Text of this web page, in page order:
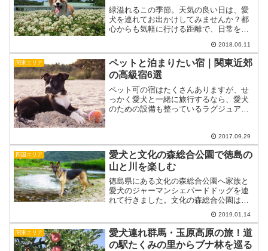
緑溢れるこの季節。天気の良い日は、愛
犬を連れてお出かけしてみませんか？都
心からも気軽に行ける距離で、日常を忘
ておきの場所があります。美味しいイタ
リアンを味わって、海と山に囲まれた自
然の中で楽しそうに遊ぶ愛...
2018.06.11
関東エリア
ペットと泊まりたい宿｜関東近郊
の高級宿6選
ペット可の宿はたくさんありますが、せ
っかく愛犬と一緒に旅行するなら、愛犬
のための設備も整っているラグジュアリ
郊の宿をセレクトしました。ペットと泊
まりたい高級宿1. 箱根...
2017.09.29
四国エリア
愛犬と文化の森総合公園で徳島の
山と川を楽しむ
徳島県にある文化の森総合公園へ家族と
愛犬のジャーマンシェパードドッグを連
れて行きました。文化の森総合公園は自
然が豊かで、山の上にある公園で遊ぶこ
とができるだけではなく、ハイキングや
川遊びを楽しむことができます。ここで
は私たちの経験をもとに愛...
2019.01.14
関東エリア
愛犬連れ群馬・玉原高原の旅！道
の駅たくみの里からブナ林を巡る